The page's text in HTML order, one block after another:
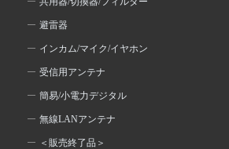
避雷器
インカム/マイク/イヤホン
受信用アンテナ
簡易/小電力デジタル
無線LANアンテナ
＜販売終了品＞